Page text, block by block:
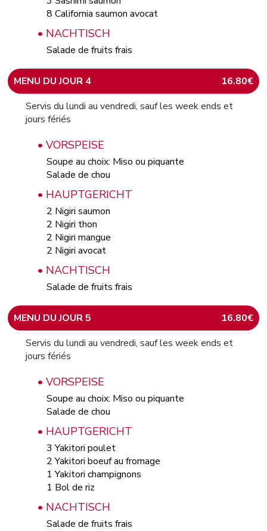
8 California saumon avocat
• NACHTISCH
Salade de fruits frais
MENU DU JOUR 4
16.80€
Servis du lundi au vendredi, sauf les week ends et
jours fériés
• VORSPEISE
Soupe au choix: Miso ou piquante
Salade de chou
• HAUPTGERICHT
2 Nigiri saumon
2 Nigiri thon
2 Nigiri mangue
2 Nigiri avocat
• NACHTISCH
Salade de fruits frais
MENU DU JOUR 5
16.80€
Servis du lundi au vendredi, sauf les week ends et
jours fériés
• VORSPEISE
Soupe au choix: Miso ou piquante
Salade de chou
• HAUPTGERICHT
3 Yakitori poulet
2 Yakitori boeuf au fromage
1 Yakitori champignons
1 Bol de riz
• NACHTISCH
Salade de fruits frais